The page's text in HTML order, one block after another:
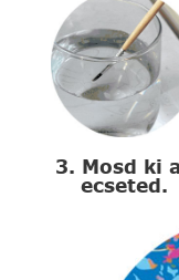
3. Mosd ki
ecseted.